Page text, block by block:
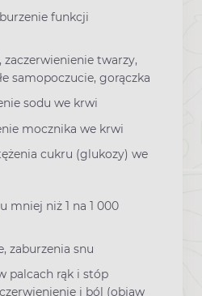
funkcji
zaczerwienienie twarzy,
samopoczucie, gorączka
sodu we krwi
mocznika we krwi
cukru (glukozy) we
mniej niż 1 na 1 000
zaburzenia snu
palcach rąk i stóp
i ból (objaw